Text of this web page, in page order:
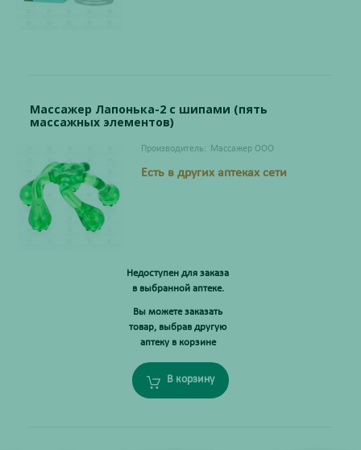
Массажер Лапонька-2 с шипами (пять
массажных элементов)
Производитель: Массажер ООО
Есть в других аптеках сети
Недоступен для заказа
в выбранной аптеке.
Вы можете заказать
товар, выбрав другую
аптеку в корзине
В корзину